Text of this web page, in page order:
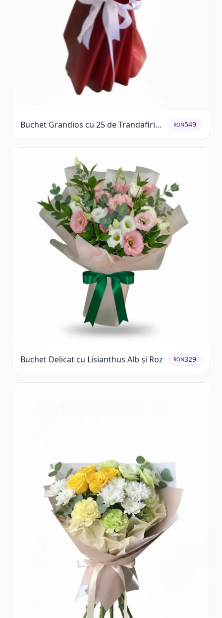
Buchet Grandios cu 25 de Trandafiri
Roșii
RON549
Buchet Delicat cu Lisianthus Alb și Roz RON329